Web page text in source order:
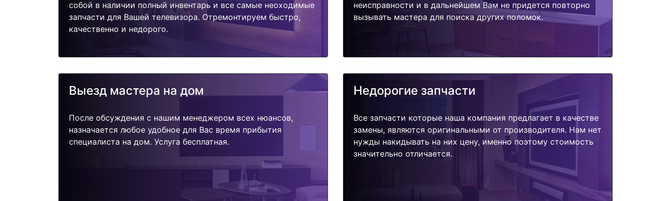
собой в наличии полный инвентарь и все самые неоходимые
запчасти для Вашей телевизора. Отремонтируем быстро,
качественно и недорого.
неисправности и в дальнейшем Вам не придется повторно
вызывать мастера для поиска других поломок.
Выезд мастера на дом
После обсуждения с нашим менеджером всех нюансов,
назначается любое удобное для Вас время прибытия
специалиста на дом. Услуга бесплатная.
Недорогие запчасти
Все запчасти которые наша компания предлагает в качестве
замены, являются оригинальными от производителя. Нам нет
нужды накидывать на них цену, именно поэтому стоимость
значительно отличается.